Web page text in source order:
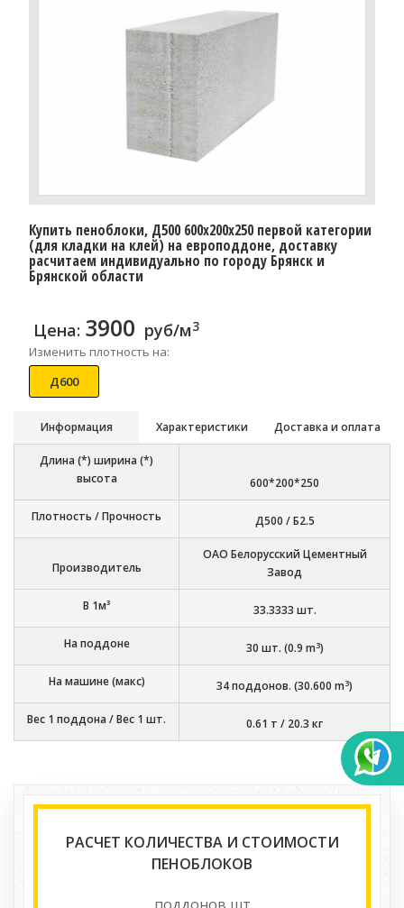
Купить пеноблоки, Д500 600x200x250 первой категории
(для кладки на клей) на европоддоне, доставку
расчитаем индивидуально по городу Брянск и
Брянской области
Цена: 3900 руб/м3
Изменить плотность на:
Д600
Информация Характеристики Доставка и оплата
Длина (*) ширина (*)
высота
600*200*250
Плотность / Прочность Д500 / Б2.5
Производитель
ОАО Белорусский Цементный
Завод
В 1м³ 33.3333 шт.
На поддоне 30 шт. (0.9 m3)
На машине (макс) 34поддонов. (30.600 m3)
Вес 1 поддона / Вес 1 шт. 0.61 т / 20.3 кг
РАСЧЕТ КОЛИЧЕСТВА И СТОИМОСТИ
ПЕНОБЛОКОВ